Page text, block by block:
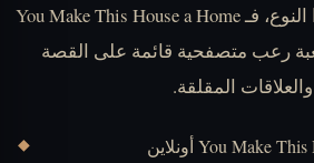
فـYou Make This House a Home
رعب متصفحية قائمة على القصة
المقلقة.